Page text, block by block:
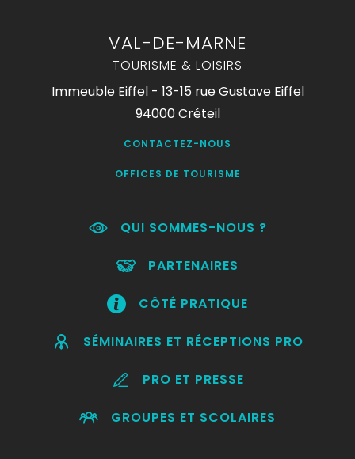
VAL-DE-MARNE
TOURISME & LOISIRS
Immeuble Eiffel - 13-15 rue Gustave Eiffel
94000 Créteil
CONTACTEZ-NOUS
OFFICES DE TOURISME
QUI SOMMES-NOUS ?
PARTENAIRES
CÔTÉ PRATIQUE
SÉMINAIRES ET RÉCEPTIONS PRO
PRO ET PRESSE
GROUPES ET SCOLAIRES